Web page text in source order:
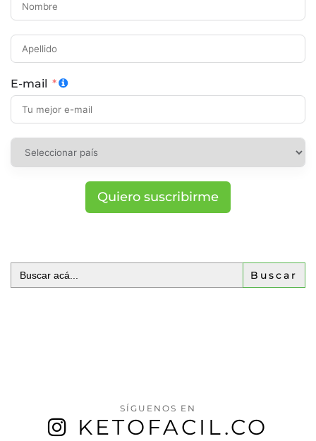
E-mail
Quiero suscribirme
Buscar:
SÍGUENOS EN
KETOFACIL.CO